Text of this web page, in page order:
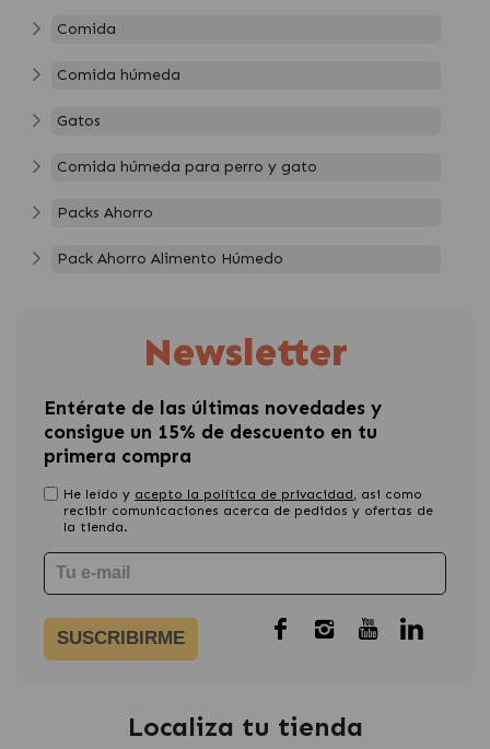
Comida
Comida húmeda
Gatos
Comida húmeda para perro y gato
Packs Ahorro
Pack Ahorro Alimento Húmedo
Newsletter
Entérate de las últimas novedades y
consigue un 15% de descuento en tu
primera compra
He leído y acepto la política de privacidad, asi como
recibir comunicaciones acerca de pedidos y ofertas de
la tienda.
SUSCRIBIRME
Localiza tu tienda